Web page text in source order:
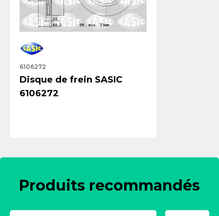
6106272
Disque de frein SASIC
6106272
Produits recommandés